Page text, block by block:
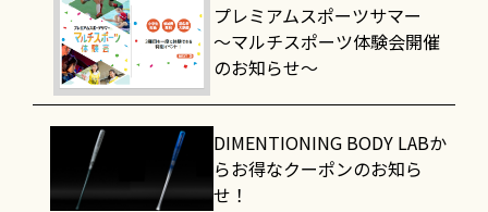
プレミアムスポーツサマー
～マルチスポーツ体験会開催
のお知らせ～
DIMENTIONING BODY LABか
らお得なクーポンのお知ら
せ！